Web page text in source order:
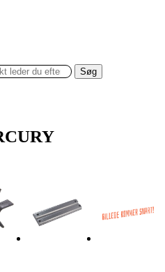
Søg